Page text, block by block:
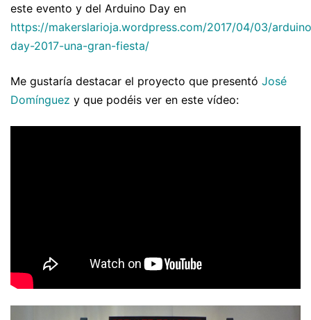
este evento y del Arduino Day en
https://makerslarioja.wordpress.com/2017/04/03/
day-2017-una-gran-fiesta/
Me gustaría destacar el proyecto que presentó José
Domínguez y que podéis ver en este vídeo: